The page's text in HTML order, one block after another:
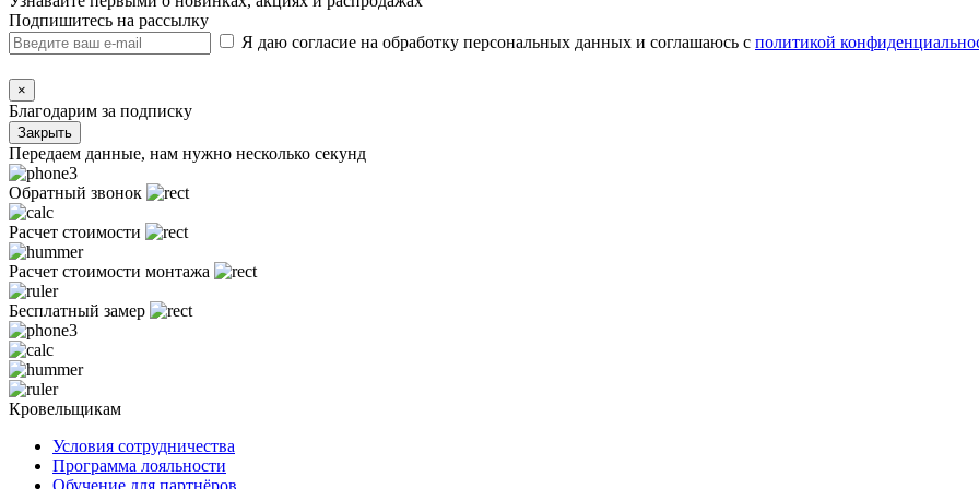
Подпишитесь на рассылку
Я даю согласие на обработку персональных данных и соглашаюсь с политикой
×
Благодарим за подписку
Закрыть
Передаем данные, нам нужно несколько секунд
Обратный звонок
Расчет стоимости
Расчет стоимости монтажа
Бесплатный замер
Кровельщикам
Условия сотрудничества
Программа лояльности